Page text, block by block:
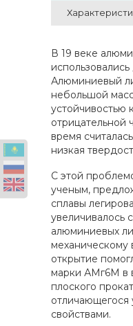
В 19 веке
Алюминиевый
небольшой
устойчивостью
отрицательной
время
низкая
С этой
ученым,
сплавы
увеличивалось
алюминиевых
механическому
открытие
марки АМг6М в
плоского
отличающегося
свойствами.